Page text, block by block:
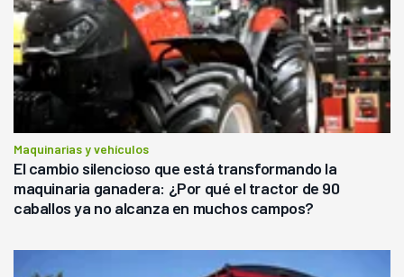
Maquinarias y vehículos
El cambio silencioso que está transformando la
maquinaria ganadera: ¿Por qué el tractor de 90
caballos ya no alcanza en muchos campos?